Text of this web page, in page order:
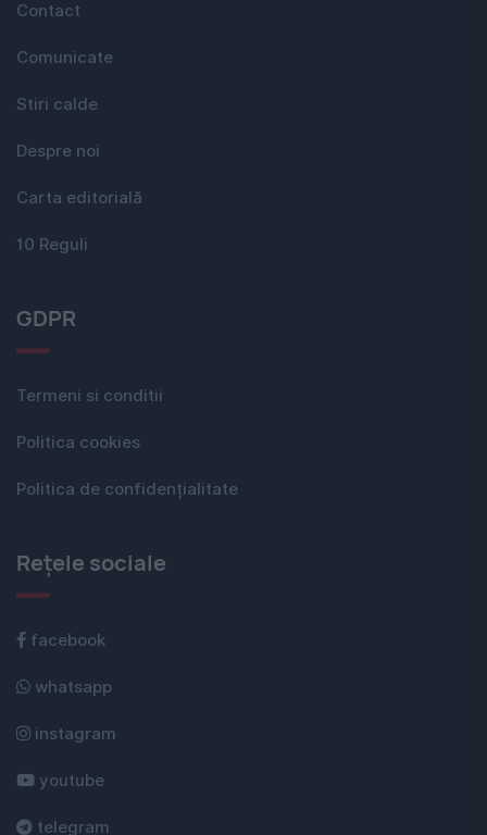
Contact
Comunicate
Stiri calde
Despre noi
Carta editorială
10 Reguli
GDPR
Termeni si conditii
Politica cookies
Politica de confidențialitate
Rețele sociale
facebook
whatsapp
instagram
youtube
telegram